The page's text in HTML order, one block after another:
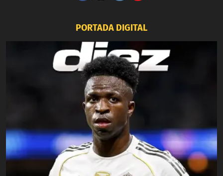
PORTADA DIGITAL